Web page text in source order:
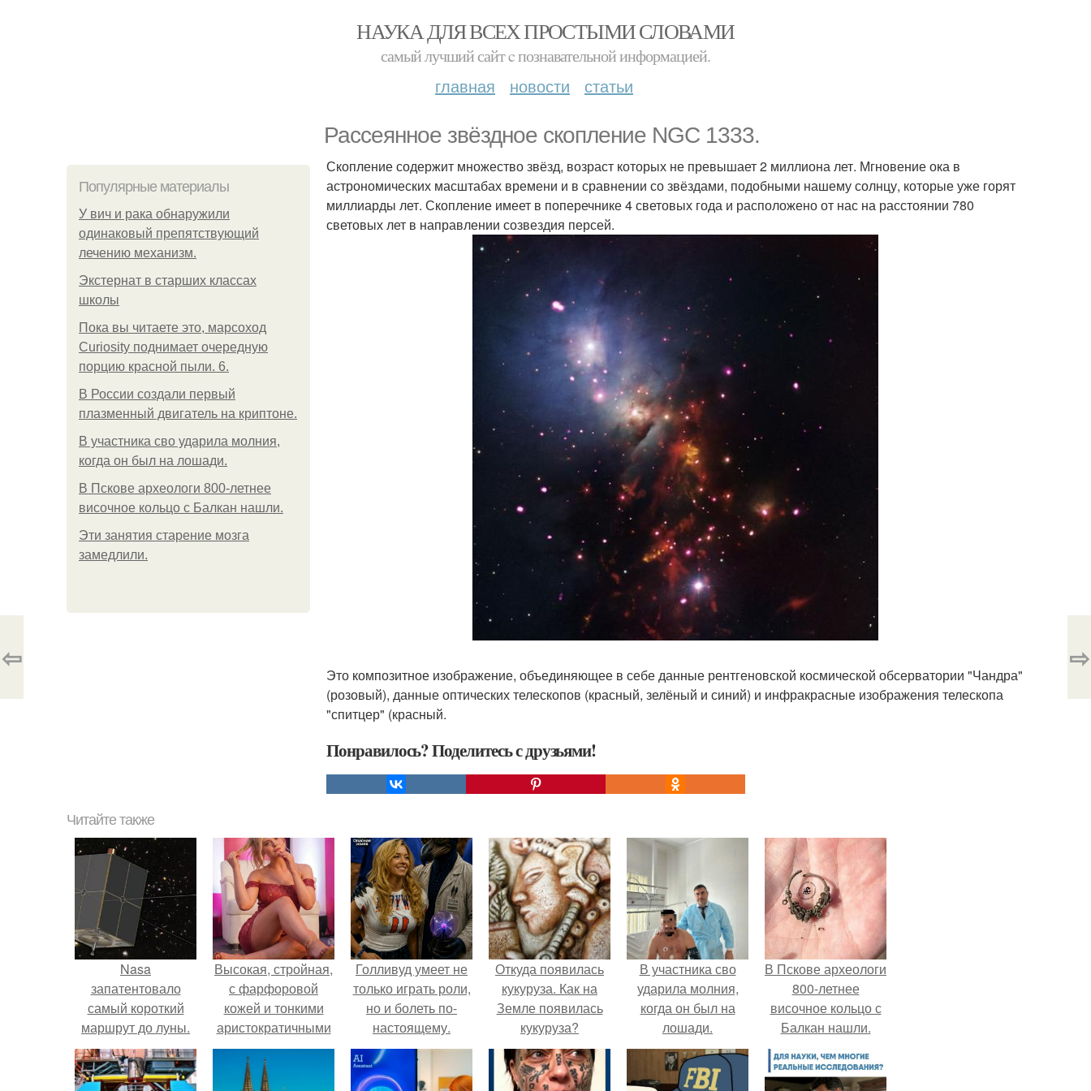
НАУКА ДЛЯ ВСЕХ ПРОСТЫМИ СЛОВАМИ
самый лучший сайт c познавательной информацией.
главная новости статьи
Рассеянное звёздное скопление NGC 1333.
Популярные материалы
У вич и рака обнаружили
одинаковый препятствующий
лечению механизм.
Экстернат в старших классах
школы
Пока вы читаете это, марсоход
Curiosity поднимает очередную
порцию красной пыли. 6.
В России создали первый
плазменный двигатель на криптоне.
В участника сво ударила молния,
когда он был на лошади.
В Пскове археологи 800-летнее
височное кольцо с Балкан нашли.
Эти занятия старение мозга
замедлили.
Скопление содержит множество звёзд, возраст которых не превышает 2 миллиона лет. Мгновение ока в
астрономических масштабах времени и в сравнении со звёздами, подобными нашему солнцу, которые уже горят
миллиарды лет. Скопление имеет в поперечнике 4 световых года и расположено от нас на расстоянии 780
световых лет в направлении созвездия персей.
Это композитное изображение, объединяющее в себе данные рентгеновской космической обсерватории "Чандра"
(розовый), данные оптических телескопов (красный, зелёный и синий) и инфракрасные изображения телескопа
"спитцер" (красный.
Понравилось? Поделитесь с друзьями!
⇦ ⇨
Читайте также
Nasa
запатентовало
самый короткий
маршрут до луны.
Высокая, стройная,
с фарфоровой
кожей и тонкими
аристократичными
чертами, эль
выглядит так, будто
сошла с полотна
Голливуд умеет не
только играть роли,
но и болеть по-
настоящему.
Откуда появилась
кукуруза. Как на
Земле появилась
кукуруза?
В участника сво
ударила молния,
когда он был на
лошади.
В Пскове археологи
800-летнее
височное кольцо с
Балкан нашли.